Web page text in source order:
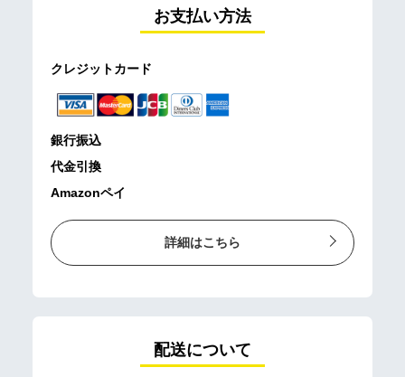
お支払い方法
クレジットカード
銀行振込
代金引換
Amazonペイ
詳細はこちら
配送について